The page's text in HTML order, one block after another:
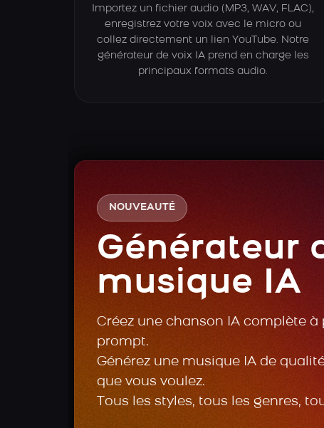
Importez un fichier audio (MP3, WAV, FLAC),
enregistrez votre voix avec le micro ou
collez directement un lien YouTube. Notre
générateur de voix IA prend en charge les
principaux formats audio.
NOUVEAUTÉ
Générateur
musique IA
Créez une chanson IA complète à
prompt.
Générez une musique IA de
que vous voulez.
Tous les styles, tous les genres,